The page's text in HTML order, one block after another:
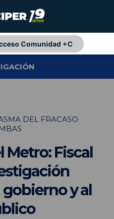
Comunidad +C
DEL FRACASO
Metro: Fiscal
y al